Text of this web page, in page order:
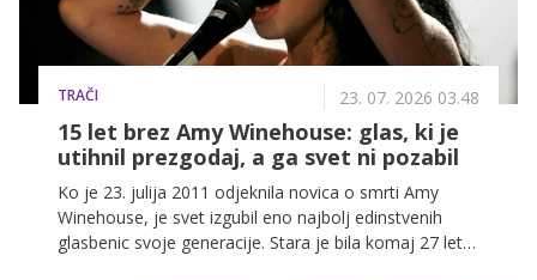
TRAČI 23. 07. 2026 03.48
15 let brez Amy Winehouse: glas, ki je
utihnil prezgodaj, a ga svet ni pozabil
Ko je 23. julija 2011 odjeknila novica o smrti Amy
Winehouse, je svet izgubil eno najbolj edinstvenih
glasbenic svoje generacije. Stara je bila komaj 27 let,